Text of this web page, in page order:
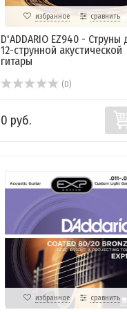
избранное сравнить
D'ADDARIO EZ940 - Струны
12-струнной акустической
гитары
(0)
0 руб.
избранное сравнить